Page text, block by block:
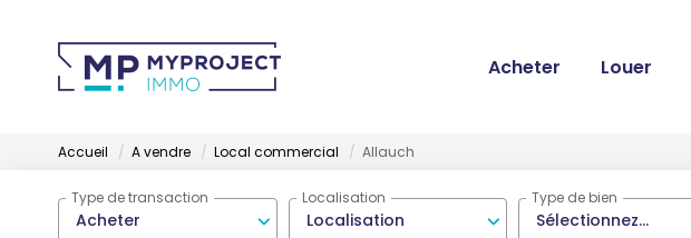
Acheter Louer
Accueil A vendre Local commercial Allauch
Acheter
Type de transaction
Localisation
Localisation
Sélectionnez...
Type de bien